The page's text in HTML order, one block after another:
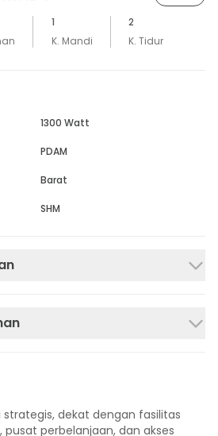
1
K. Mandi
2
K. Tidur
1300 Watt
PDAM
Barat
SHM
strategis, dekat dengan fasilitas
pusat perbelanjaan, dan akses